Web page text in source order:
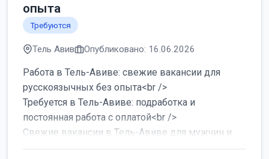
опыта
Требуются
Тель Авив Опубликовано: 16.06.2026
Работа в Тель-Авиве: свежие вакансии для
русскоязычных без опыта<br />
Требуется в Тель-Авиве: подработка и
постоянная работа с оплатой<br />
Свежие вакансии в Тель-Авиве для мужчин и
женщин от хозя...